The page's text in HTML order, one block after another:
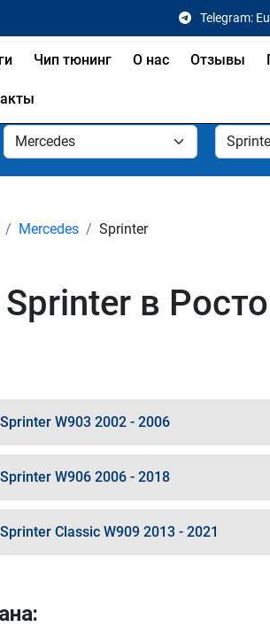
Telegram:
Чип тюнинг О нас Отзывы
Mercedes Sprinter
в
W903 2002 - 2006
W906 2006 - 2018
Classic W909 2013 - 2021